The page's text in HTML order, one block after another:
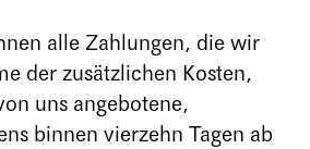
alle Zahlungen, die wir
der zusätzlichen Kosten,
uns angebotene,
binnen vierzehn Tagen ab